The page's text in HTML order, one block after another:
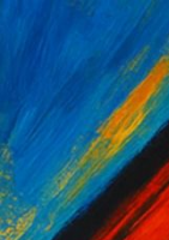
Zum
Inhalt